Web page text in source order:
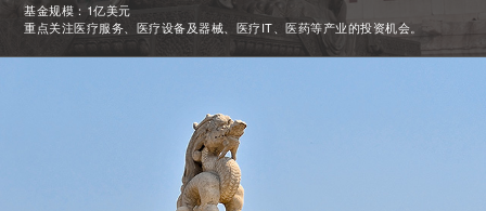
基金规模：1亿美元
重点关注医疗服务、医疗设备及器械、医疗IT、医药等产业的投资机会。